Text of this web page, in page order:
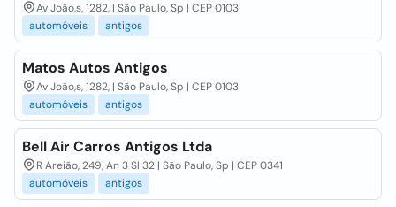
Av João,s, 1282, | São Paulo, Sp | CEP 0103
automóveis
antigos
Matos Autos Antigos
Av João,s, 1282, | São Paulo, Sp | CEP 0103
automóveis
antigos
Bell Air Carros Antigos Ltda
R Areião, 249, An 3 Sl 32 | São Paulo, Sp | CEP 0341
automóveis
antigos